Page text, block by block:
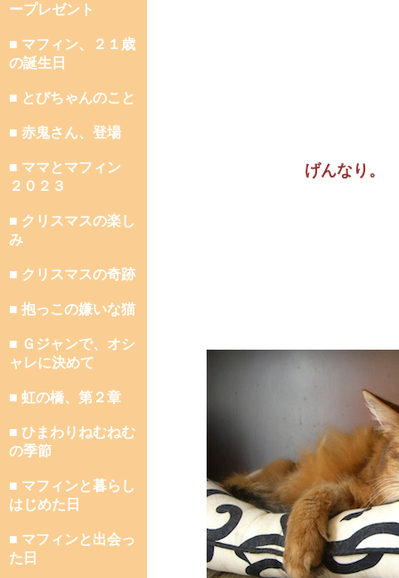
ープレゼント
■ マフィン、２１歳
の誕生日
■ とびちゃんのこと
■ 赤鬼さん、登場
■ ママとマフィン
２０２３
■ クリスマスの楽し
み
■ クリスマスの奇跡
■ 抱っこの嫌いな猫
■ Ｇジャンで、オシ
ャレに決めて
■ 虹の橋、第２章
■ ひまわりねむねむ
の季節
■ マフィンと暮らし
はじめた日
■ マフィンと出会っ
た日
げんなり。